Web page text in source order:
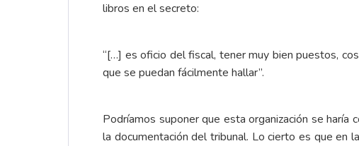
libros en el secreto:
“[…] es oficio del fiscal, tener muy bien puestos,
que se puedan fácilmente hallar”.
Podríamos suponer que esta organización se
la documentación del tribunal. Lo cierto es que en